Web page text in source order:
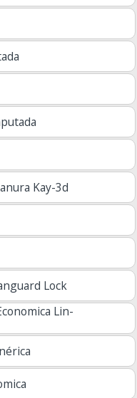
Kay-3d
Lock
Lin-